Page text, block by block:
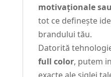
motivaționale
tot ce definește
brandului tău.
Datorită
full color, putem